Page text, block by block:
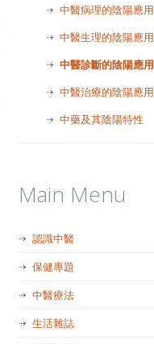
中醫病理的陰陽應用
中醫生理的陰陽應用
中醫診斷的陰陽應用
中醫治療的陰陽應用
中藥及其陰陽特性
Main Menu
認識中醫
保健專題
中醫療法
生活雜誌